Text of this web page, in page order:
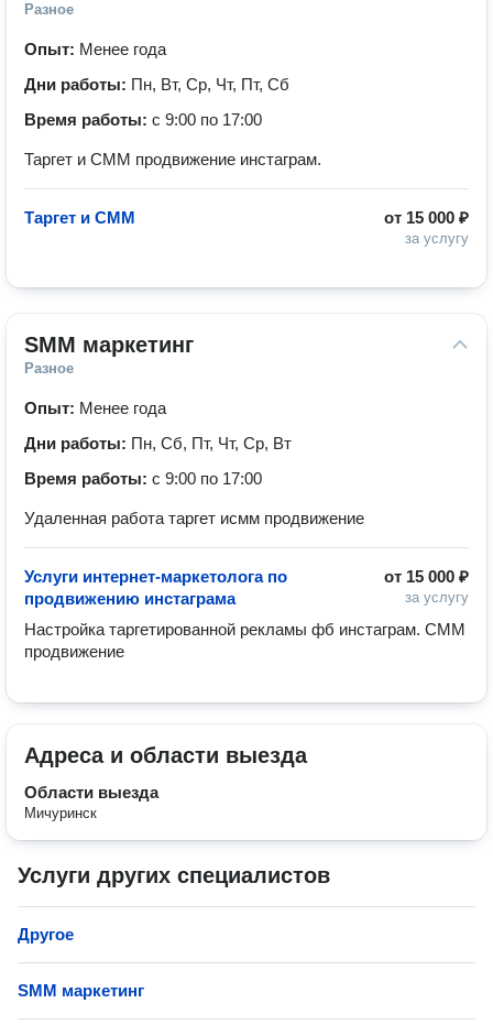
Разное
Опыт: Менее года
Дни работы: Пн, Вт, Ср, Чт, Пт, Сб
Время работы: с 9:00 по 17:00
Таргет и СММ продвижение инстаграм.
от 15 000 ₽
за услугу
Таргет и СММ
SMM маркетинг
Разное
Опыт: Менее года
Дни работы: Пн, Сб, Пт, Чт, Ср, Вт
Время работы: с 9:00 по 17:00
Удаленная работа таргет исмм продвижение
от 15 000 ₽
за услугу
Услуги интернет-маркетолога по
продвижению инстаграма
Настройка таргетированной рекламы фб инстаграм. СММ
продвижение
Адреса и области выезда
Области выезда
Мичуринск
Услуги других специалистов
Другое
SMM маркетинг